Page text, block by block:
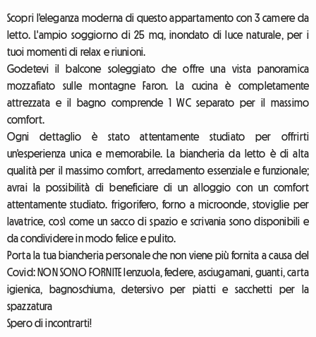
Scopri l'eleganza moderna di questo appartamento con 3 camere da
letto. L'ampio soggiorno di 25 mq, inondato di luce naturale, per i
tuoi momenti di relax e riunioni.
Godetevi il balcone soleggiato che offre una vista panoramica
mozzafiato sulle montagne Faron. La cucina è completamente
attrezzata e il bagno comprende 1 WC separato per il massimo
comfort.
Ogni dettaglio è stato attentamente studiato per offrirti
un'esperienza unica e memorabile. La biancheria da letto è di alta
qualità per il massimo comfort, arredamento essenziale e funzionale;
avrai la possibilità di beneficiare di un alloggio con un comfort
attentamente studiato. frigorifero, forno a microonde, stoviglie per
lavatrice, così come un sacco di spazio e scrivania sono disponibili e
da condividere in modo felice e pulito.
Porta la tua biancheria personale che non viene più fornita a causa del
Covid: NON SONO FORNITE lenzuola, federe, asciugamani, guanti, carta
igienica, bagnoschiuma, detersivo per piatti e sacchetti per la
spazzatura
Spero di incontrarti!